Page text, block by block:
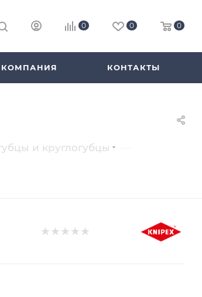
0 0 0
КОМПАНИЯ КОНТАКТЫ
и круглогубцы